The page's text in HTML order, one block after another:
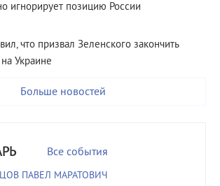
игнорирует позицию России
что призвал Зеленского закончить
Украине
Больше новостей
Все события
ПАВЕЛ МАРАТОВИЧ